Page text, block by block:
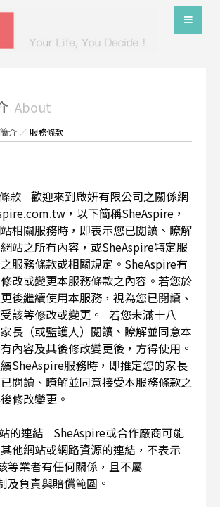
About
介 ／服務條款
款 歡迎來到啟妍有限公司之關係網
，以下簡稱SheAspire，
相關服務時，即表示您已閱讀、瞭解
站之所有內容，或SheAspire特定服
服務條款或相關規定。SheAspire有
改或變更本服務條款之內容。若您於
後繼續使用本服務，視為您已閱讀、
該等修改或變更。 若您未滿十八
長（或監護人）閱讀、瞭解並同意本
內容及其後修改變更後，方得使用。
SheAspire服務時，即推定您的家長
已閱讀、瞭解並同意接受本服務條款之
修改變更。
的連結 SheAspire或合作廠商可能
他網站或網路資源的連結，不表示
等業者有任何關係，且不屬
及負責與賠償範圍。